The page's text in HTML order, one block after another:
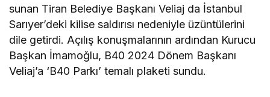
sunan Tiran Belediye Başkanı Veliaj da İstanbul
Sarıyer’deki kilise saldırısı nedeniyle üzüntülerini
dile getirdi. Açılış konuşmalarının ardından Kurucu
Başkan İmamoğlu, B40 2024 Dönem Başkanı
Veliaj’a ‘B40 Parkı’ temalı plaketi sundu.